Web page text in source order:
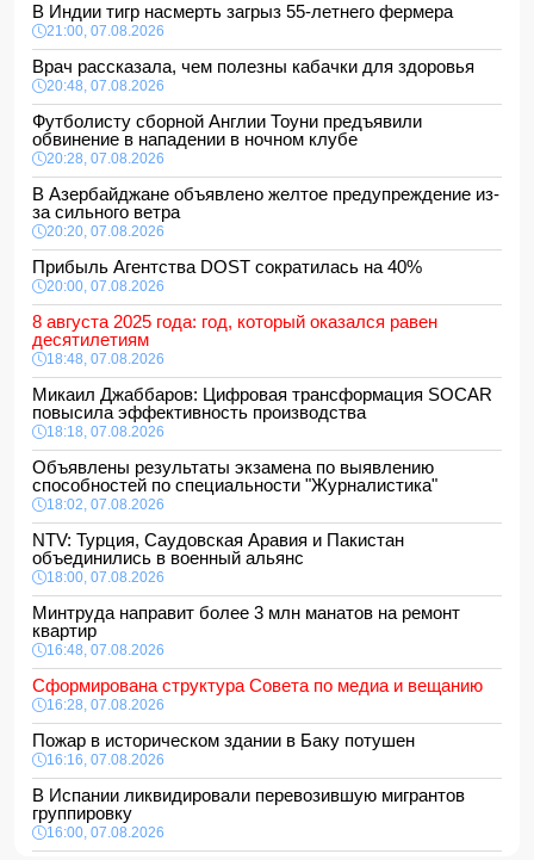
В Индии тигр насмерть загрыз 55-летнего фермера
21:00, 07.08.2026
Врач рассказала, чем полезны кабачки для здоровья
20:48, 07.08.2026
Футболисту сборной Англии Тоуни предъявили
обвинение в нападении в ночном клубе
20:28, 07.08.2026
В Азербайджане объявлено желтое предупреждение из-
за сильного ветра
20:20, 07.08.2026
Прибыль Агентства DOST сократилась на 40%
20:00, 07.08.2026
8 августа 2025 года: год, который оказался равен
десятилетиям
18:48, 07.08.2026
Микаил Джаббаров: Цифровая трансформация SOCAR
повысила эффективность производства
18:18, 07.08.2026
Объявлены результаты экзамена по выявлению
способностей по специальности "Журналистика"
18:02, 07.08.2026
NTV: Турция, Саудовская Аравия и Пакистан
объединились в военный альянс
18:00, 07.08.2026
Минтруда направит более 3 млн манатов на ремонт
квартир
16:48, 07.08.2026
Сформирована структура Совета по медиа и вещанию
16:28, 07.08.2026
Пожар в историческом здании в Баку потушен
16:16, 07.08.2026
В Испании ликвидировали перевозившую мигрантов
группировку
16:00, 07.08.2026